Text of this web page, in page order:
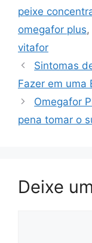
peixe
omegafor plus,
vitafor
Sintomas
Fazer em uma
Omegafor
pena tomar o
Deixe